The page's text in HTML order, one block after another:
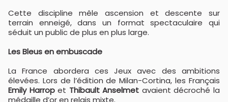
Cette discipline mêle ascension et descente sur
terrain enneigé, dans un format spectaculaire qui
séduit un public de plus en plus large.
Les Bleus en embuscade
La France abordera ces Jeux avec des ambitions
élevées. Lors de l’édition de Milan-Cortina, les Français
Emily Harropet Thibault Anselmet avaient décroché la
médaille d’or en relais mixte.